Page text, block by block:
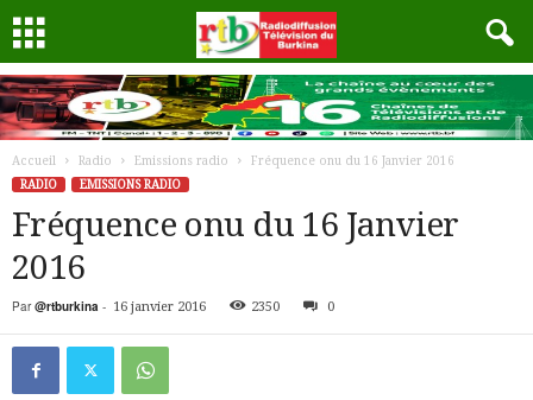
Accueil Radio Emissions radio
Fréquence onu du 16 Janvier 2016
RADIO
EMISSIONS RADIO
Fréquence onu du 16 Janvier
2016
Par @rtburkina - 16 janvier 2016 2350 0